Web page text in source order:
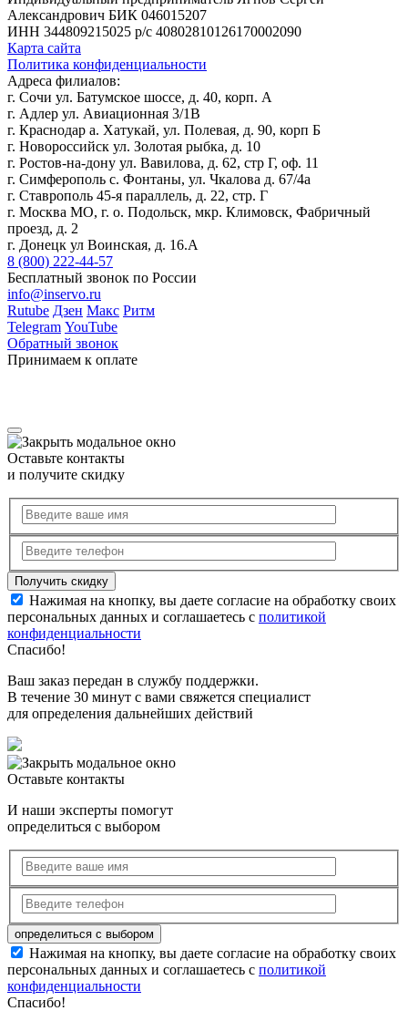
Александрович БИК 046015207
ИНН 344809215025 р/с 40802810126170002090
Карта сайта
Политика конфиденциальности
Адреса филиалов:
г. Сочи ул. Батумское шоссе, д. 40, корп. А
г. Адлер ул. Авиационная 3/1В
г. Краснодар а. Хатукай, ул. Полевая, д. 90, корп Б
г. Новороссийск ул. Золотая рыбка, д. 10
г. Ростов-на-дону ул. Вавилова, д. 62, стр Г, оф. 11
г. Симферополь с. Фонтаны, ул. Чкалова д. 67/4а
г. Ставрополь 45-я параллель, д. 22, стр. Г
г. Москва МО, г. о. Подольск, мкр. Климовск, Фабричный
проезд, д. 2
г. Донецк ул Воинская, д. 16.А
8 (800) 222-44-57
Бесплатный звонок по России
info@inservo.ru
Rutube Дзен Макс Ритм
Telegram YouTube
Обратный звонок
Принимаем к оплате
Оставьте контакты
и получите скидку
Нажимая на кнопку, вы даете согласие на обработку своих
персональных данных и соглашаетесь с политикой
конфиденциальности
Спасибо!
Ваш заказ передан в службу поддержки.
В течение 30 минут с вами свяжется специалист
для определения дальнейших действий
Оставьте контакты
И наши эксперты помогут
определиться с выбором
Нажимая на кнопку, вы даете согласие на обработку своих
персональных данных и соглашаетесь с политикой
конфиденциальности
Спасибо!